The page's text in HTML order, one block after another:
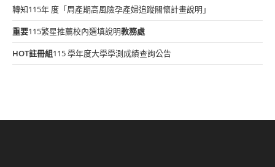
轉知115年 度「周產期高風險孕產婦追蹤關懷計畫說明」
重要115繁星推薦校內選填說明教務處
HOT註冊組115 學年度大學學測成績查詢公告